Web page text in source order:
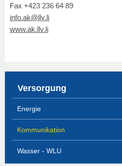
Fax +423 236 64 89
info.ak@llv.li
www.ak.llv.li
Versorgung
Energie
Kommunikation
Wasser - WLU